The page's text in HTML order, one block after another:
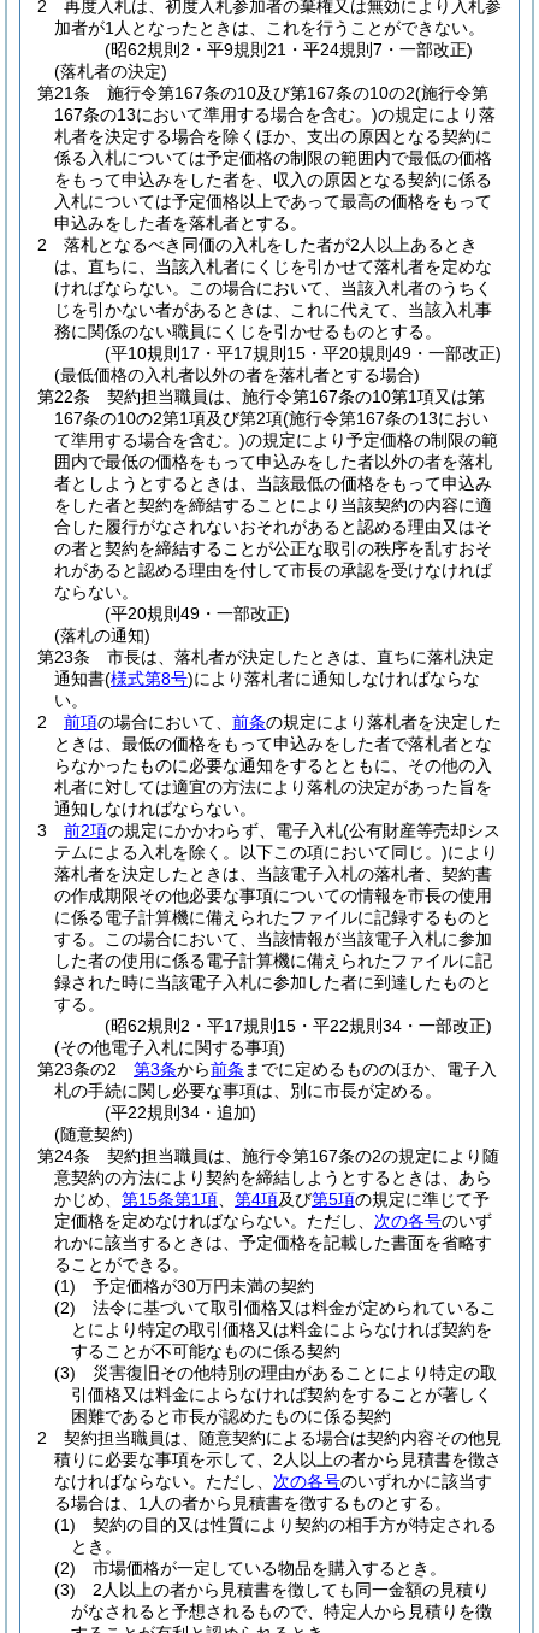
2
再度入札は、初度入札参加者の棄権又は無効により入札参
加者が1人となったときは、これを行うことができない。
(昭62規則2・平9規則21・平24規則7・一部改正)
(落札者の決定)
第21条
施行令第167条の10及び第167条の10の2(施行令第
167条の13において準用する場合を含む。)の規定により落
札者を決定する場合を除くほか、支出の原因となる契約に
係る入札については予定価格の制限の範囲内で最低の価格
をもって申込みをした者を、収入の原因となる契約に係る
入札については予定価格以上であって最高の価格をもって
申込みをした者を落札者とする。
2
落札となるべき同価の入札をした者が2人以上あるとき
は、直ちに、当該入札者にくじを引かせて落札者を定めな
ければならない。
この場合において、当該入札者のうちく
じを引かない者があるときは、これに代えて、当該入札事
務に関係のない職員にくじを引かせるものとする。
(平10規則17・平17規則15・平20規則49・一部改正)
(最低価格の入札者以外の者を落札者とする場合)
第22条
契約担当職員は、施行令第167条の10第1項又は第
167条の10の2第1項及び第2項(施行令第167条の13におい
て準用する場合を含む。)の規定により予定価格の制限の範
囲内で最低の価格をもって申込みをした者以外の者を落札
者としようとするときは、当該最低の価格をもって申込み
をした者と契約を締結することにより当該契約の内容に適
合した履行がなされないおそれがあると認める理由又はそ
の者と契約を締結することが公正な取引の秩序を乱すおそ
れがあると認める理由を付して市長の承認を受けなければ
ならない。
(平20規則49・一部改正)
(落札の通知)
第23条
市長は、落札者が決定したときは、直ちに落札決定
通知書(様式第8号)により落札者に通知しなければならな
い。
2
前項の場合において、 前条の規定により落札者を決定した
ときは、最低の価格をもって申込みをした者で落札者とな
らなかったものに必要な通知をするとともに、その他の入
札者に対しては適宜の方法により落札の決定があった旨を
通知しなければならない。
3
前2項の規定にかかわらず、電子入札(公有財産等売却シス
テムによる入札を除く。以下この項において同じ。)により
落札者を決定したときは、当該電子入札の落札者、契約書
の作成期限その他必要な事項についての情報を市長の使用
に係る電子計算機に備えられたファイルに記録するものと
する。
この場合において、当該情報が当該電子入札に参加
した者の使用に係る電子計算機に備えられたファイルに記
録された時に当該電子入札に参加した者に到達したものと
する。
(昭62規則2・平17規則15・平22規則34・一部改正)
(その他電子入札に関する事項)
第23条の2
第3条から前条 までに定めるもののほか、電子入
札の手続に関し必要な事項は、別に市長が定める。
(平22規則34・追加)
(随意契約)
第24条
契約担当職員は、施行令第167条の2の規定により随
意契約の方法により契約を締結しようとするときは、あら
かじめ、 第15条第1項 第4項及び第5項の規定に準じて予
定価格を定めなければならない。 ただし、 次の各号のいず
れかに該当するときは、予定価格を記載した書面を省略す
ることができる。
(1)
予定価格が30万円未満の契約
(2)
法令に基づいて取引価格又は料金が定められているこ
とにより特定の取引価格又は料金によらなければ契約を
することが不可能なものに係る契約
(3)
災害復旧その他特別の理由があることにより特定の取
引価格又は料金によらなければ契約をすることが著しく
困難であると市長が認めたものに係る契約
2
契約担当職員は、随意契約による場合は契約内容その他見
積りに必要な事項を示して、2人以上の者から見積書を徴さ
なければならない。 ただし、 次の各号のいずれかに該当す
る場合は、1人の者から見積書を徴するものとする。
(1)
契約の目的又は性質により契約の相手方が特定される
とき。
(2)
市場価格が一定している物品を購入するとき。
(3)
2人以上の者から見積書を徴しても同一金額の見積り
がなされると予想されるもので、特定人から見積りを徴